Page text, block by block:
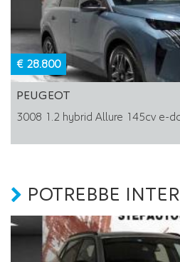
€ 28.800
PEUGEOT
3008 1.2 hybrid Allure 145cv e-
POTREBBE